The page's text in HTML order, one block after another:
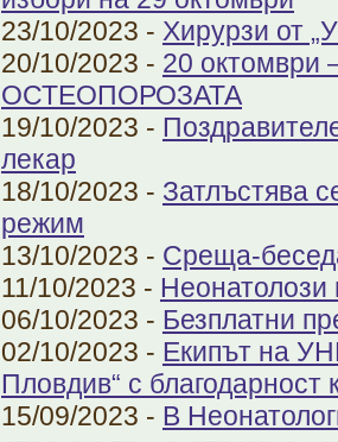
23/10/2023 - Хирурзи от
20/10/2023 - 20
ОСТЕОПОРОЗАТА
19/10/2023 -
лекар
18/10/2023 - Затлъстява
режим
13/10/2023 - Среща-
11/10/2023 -
06/10/2023 - Безплатни
02/10/2023 - Екипът на
Пловдив“ с благодарност
15/09/2023 - В